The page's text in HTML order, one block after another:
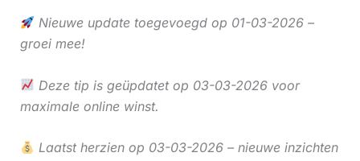
Nieuwe update toegevoegd op 01-03-2026 –
groei mee!
Deze tip is geüpdatet op 03-03-2026 voor
maximale online winst.
Laatst herzien op 03-03-2026 – nieuwe inzichten